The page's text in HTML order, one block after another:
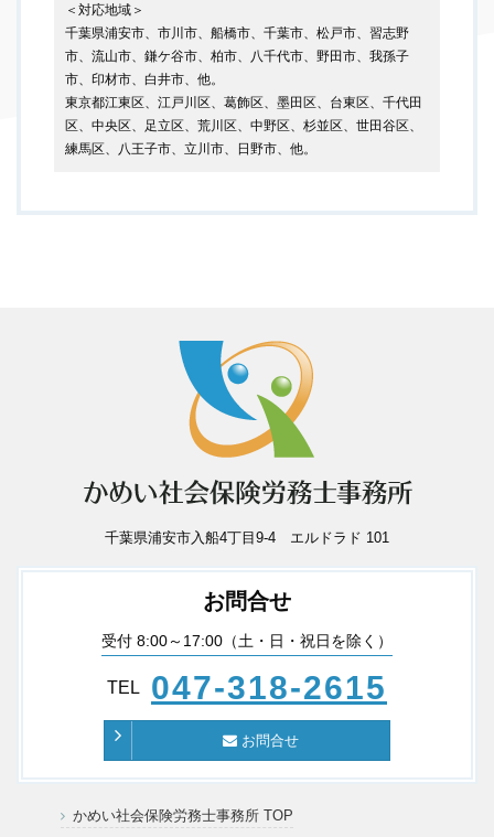
＜対応地域＞
千葉県浦安市、市川市、船橋市、千葉市、松戸市、習志野
市、流山市、鎌ケ谷市、柏市、八千代市、野田市、我孫子
市、印材市、白井市、他。
東京都江東区、江戸川区、葛飾区、墨田区、台東区、千代田
区、中央区、足立区、荒川区、中野区、杉並区、世田谷区、
練馬区、八王子市、立川市、日野市、他。
千葉県浦安市入船4丁目9-4 エルドラド 101
お問合せ
受付 8:00～17:00（土・日・祝日を除く）
TEL 047-318-2615
お問合せ
かめい社会保険労務士事務所 TOP